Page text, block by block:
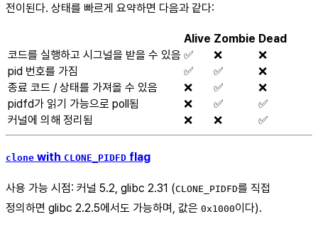
전이된다. 상태를 빠르게 요약하면 다음과 같다:
Alive Zombie Dead
코드를 실행하고 시그널을 받을 수 있음 ✅ ❌
❌
pid 번호를 가짐
✅ ✅
❌
종료 코드 / 상태를 가져올 수 있음
❌ ✅
❌
pidfd가 읽기 가능으로 poll됨
❌ ✅
✅
커널에 의해 정리됨
❌ ❌ ✅
clone with CLONE_PIDFD flag
사용 가능 시점: 커널 5.2, glibc 2.31 (CLONE_PIDFD를 직접
정의하면 glibc 2.2.5에서도 가능하며, 값은 0x1000이다).